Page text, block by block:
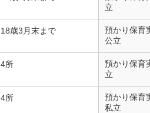
立
18歳3月末まで
預かり保育
公立
4所
預かり保育
立
4所
預かり保育
私立